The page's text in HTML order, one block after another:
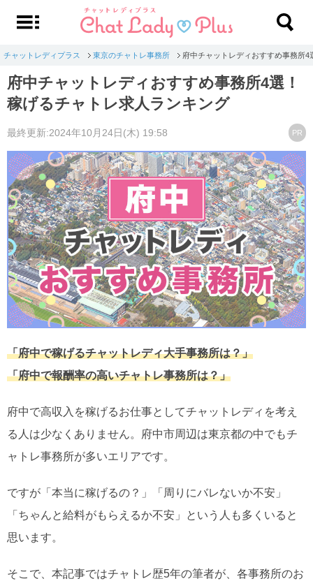
チャットレディプラス 東京のチャトレ事務所 府中チャットレディおすすめ事務所
府中チャットレディおすすめ事務所4選！
稼げるチャトレ求人ランキング
最終更新:2024年10月24日(木) 19:58 PR
「府中で稼げるチャットレディ大手事務所は？」
「府中で報酬率の高いチャトレ事務所は？」
府中で高収入を稼げるお仕事としてチャットレディを考え
る人は少なくありません。府中市周辺は東京都の中でもチ
ャトレ事務所が多いエリアです。
ですが「本当に稼げるの？」「周りにバレないか不安」
「ちゃんと給料がもらえるか不安」という人も多くいると
思います。
そこで、本記事ではチャトレ歴5年の筆者が、各事務所のお